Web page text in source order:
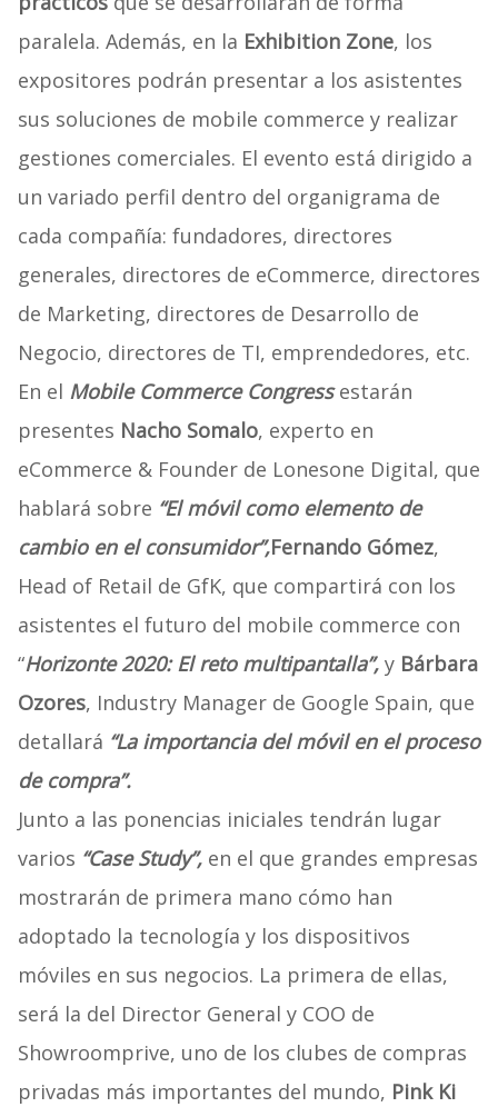
paralela. Además, en la Exhibition Zone, los
expositores podrán presentar a los asistentes
sus soluciones de mobile commerce y realizar
gestiones comerciales. El evento está dirigido a
un variado perfil dentro del organigrama de
cada compañía: fundadores, directores
generales, directores de eCommerce, directores
de Marketing, directores de Desarrollo de
Negocio, directores de TI, emprendedores, etc.
En el Mobile Commerce Congressestarán
presentes Nacho Somalo, experto en
eCommerce & Founder de Lonesone Digital, que
hablará sobre “El móvil como elemento de
cambio en el consumidor”,Fernando Gómez,
Head of Retail de GfK, que compartirá con los
asistentes el futuro del mobile commerce con
“Horizonte 2020: El reto multipantalla”,y Bárbara
Ozores, Industry Manager de Google Spain, que
detallará “La importancia del móvil en el proceso
de compra”.
Junto a las ponencias iniciales tendrán lugar
varios “Case Study”,en el que grandes empresas
mostrarán de primera mano cómo han
adoptado la tecnología y los dispositivos
móviles en sus negocios. La primera de ellas,
será la del Director General y COO de
Showroomprive, uno de los clubes de compras
privadas más importantes del mundo, Pink Ki